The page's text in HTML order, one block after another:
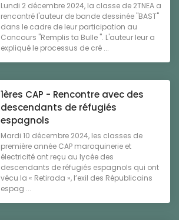
Lundi 2 décembre 2024, la classe de 2TNEA a
rencontré l'auteur de bande dessinée "BAST"
dans le cadre de leur participation au
Concours "Remplis ta Bulle ". L'auteur leur a
expliqué le processus de cré ...
1ères CAP - Rencontre avec des
descendants de réfugiés
espagnols
Mardi 10 décembre 2024, les classes de
première année CAP maroquinerie et
électricité ont reçu au lycée des
descendants de réfugiés espagnols qui ont
vécu la « Retirada », l’exil des Républicains
espag ...